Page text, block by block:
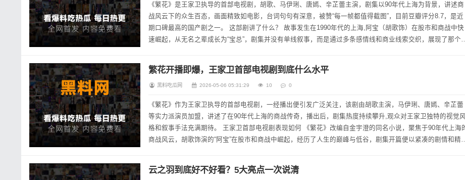
《繁花》是王家卫执导的首部电视剧，胡歌、马伊琍、唐嫣、辛芷蕾主演，剧集以90年代上海为背景，讲述商
战风云下的众生百态，画面精致如电影，台词句句有深意，被赞“每一帧都值得截图”，目前豆瓣评分8.7，是近
期口碑最高的国产剧之一。 这部剧讲了什么？ 故事发生在1990年代的上海,阿宝（胡歌饰）在股市和商战中快
速崛起，从无名之辈成长为“宝总”，剧集并没有单线叙事，而是通过多条感情线和商业线索交织，展现了那个黄
繁花开播即爆，王家卫首部电视剧到底什么水平
黑料吃瓜网 2026-05-06 05:31:29 10 0
《繁花》作为王家卫执导的首部电视剧，一经播出便引发广泛关注，该剧由胡歌主演，马伊琍、唐嫣、辛芷蕾
等实力派演员加盟，讲述了在90年代上海的商战传奇，播出后，剧集热度持续攀升,观众对王家卫独特的视觉风
格和叙事手法充满期待。 王家卫首部电视剧表现如何 《繁花》改编自金宇澄的同名小说，聚焦于90年代上海的
商战风云，胡歌饰演的“阿宝”在股市和商战中崛起，经历了人生的巅峰与低谷，剧集开篇便以紧凑的剧情和精美
云之羽到底好不好看？5大亮点一次说清